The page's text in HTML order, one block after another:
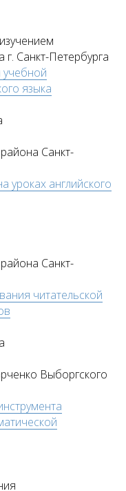
Санкт-Петербурга
языка
Санкт-
уроках английского
Санкт-
читательской
Выборгского